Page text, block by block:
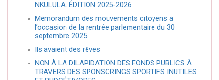
NKULULA, ÉDITION 2025-2026
Mémorandum des mouvements citoyens à
l’occasion de la rentrée parlementaire du 30
septembre 2025
Ils avaient des rêves
NON À LA DILAPIDATION DES FONDS PUBLICS À
TRAVERS DES SPONSORINGS SPORTIFS INUTILES